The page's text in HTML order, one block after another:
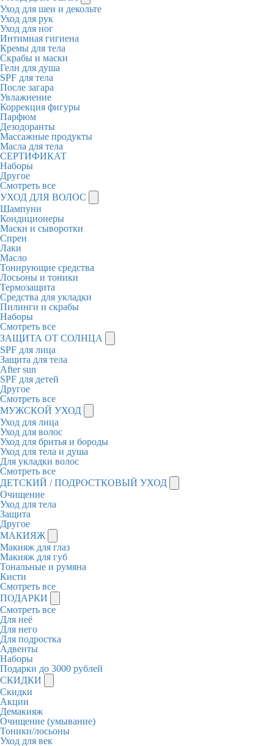
Уход для шеи и декольте
Уход для рук
Уход для ног
Интимная гигиена
Кремы для тела
Скрабы и маски
Гели для душа
SPF для тела
После загара
Увлажнение
Коррекция фигуры
Парфюм
Дезодоранты
Массажные продукты
Масла для тела
СЕРТИФИКАТ
Наборы
Другое
Смотреть все
УХОД ДЛЯ ВОЛОС
Шампуни
Кондиционеры
Маски и сыворотки
Спреи
Лаки
Масло
Тонирующие средства
Лосьоны и тоники
Термозащита
Средства для укладки
Пилинги и скрабы
Наборы
Смотреть все
ЗАЩИТА ОТ СОЛНЦА
SPF для лица
Защита для тела
After sun
SPF для детей
Другое
Смотреть все
МУЖСКОЙ УХОД
Уход для лица
Уход для волос
Уход для бритья и бороды
Уход для тела и душа
Для укладки волос
Смотреть все
ДЕТСКИЙ / ПОДРОСТКОВЫЙ УХОД
Очищение
Уход для тела
Защита
Другое
МАКИЯЖ
Макияж для глаз
Макияж для губ
Тональные и румяна
Кисти
Смотреть все
ПОДАРКИ
Смотреть все
Для неё
Для него
Для подростка
Адвенты
Наборы
Подарки до 3000 рублей
СКИДКИ
Скидки
Акции
Демакияж
Очищение (умывание)
Тоники/лосьоны
Уход для век